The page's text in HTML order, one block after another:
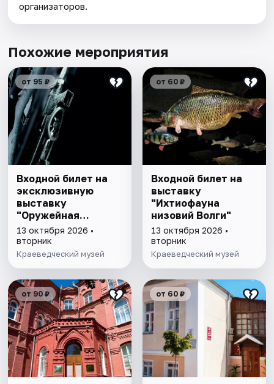
организаторов.
Похожие мероприятия
от 95 ₽
Входной билет на
эксклюзивную
выставку
"Оружейная
комната"
13 октября 2026 •
вторник
Краеведческий музей
от 60 ₽
Входной билет на
выставку
"Ихтиофауна
низовий Волги"
13 октября 2026 •
вторник
Краеведческий музей
от 90 ₽ от 60 ₽